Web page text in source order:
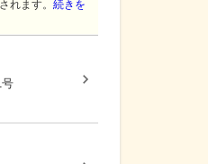
れます。 続きを